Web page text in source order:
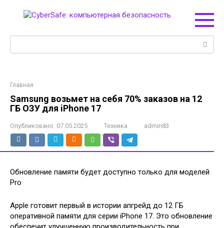
Главная
Samsung возьмет на себя 70% заказов на 12
ГБ ОЗУ для iPhone 17
Опубликовано: 07.05.2025 Техника admin83
Обновление памяти будет доступно только для моделей
Pro
Apple готовит первый в истории апгрейд до 12 ГБ
оперативной памяти для серии iPhone 17. Это обновление